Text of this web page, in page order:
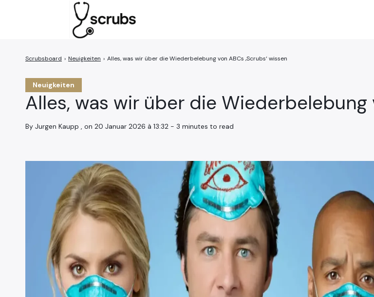
Neuigkeiten
Alles, was wir über die Wiederbelebung
By Jurgen Kaupp , on 20 Januar 2026 à 13:32 - 3 minutes to read
› Neuigkeiten › Alles, was wir über die Wiederbelebung von ABCs ‚Scrubs‘ wissen
Search